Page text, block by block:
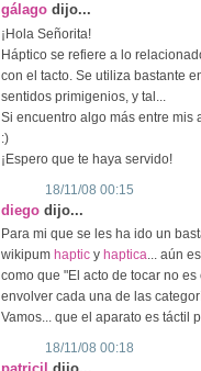
gálago dijo...
¡Hola Señorita!
Háptico se refiere a lo
con el tacto. Se utiliza bastante
sentidos primigenios, y tal...
Si encuentro algo más entre mis
:)
¡Espero que te haya servido!
18/11/08 00:15
diego dijo...
Para mi que se les ha ido un
wikipum haptic y haptica... aún
como que "El acto de tocar no
envolver cada una de las
Vamos... que el aparato es táctil
18/11/08 00:18